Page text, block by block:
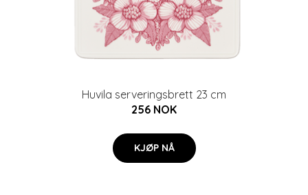
Huvila serveringsbrett 23 cm
256 NOK
KJØP NÅ